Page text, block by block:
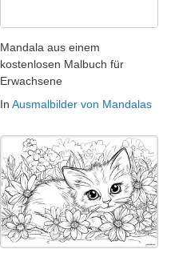
Mandala aus einem
kostenlosen Malbuch für
Erwachsene
In Ausmalbilder von Mandalas